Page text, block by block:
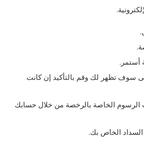
أستمر.
سوف تظهر لك وقم بالتأكيد إن كانت
الخاصة بالرخصة من خلال حسابك
الخاص بك.